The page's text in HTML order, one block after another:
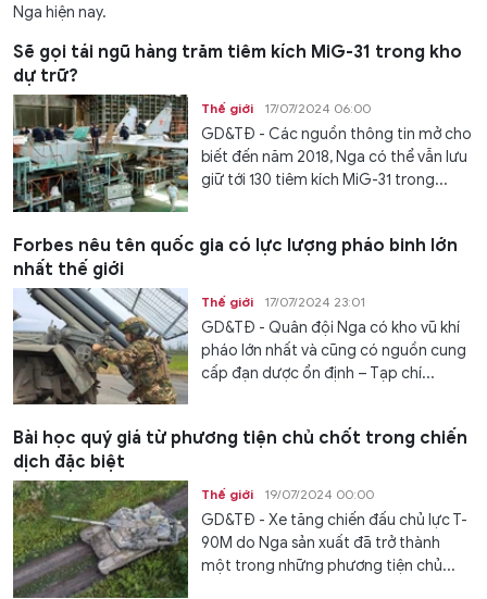
Nga hiện nay.
Sẽ gọi tái ngũ hàng trăm tiêm kích MiG-31 trong kho
dự trữ?
Thế giới 17/07/2024 06:00
GD&TĐ - Các nguồn thông tin mở cho
biết đến năm 2018, Nga có thể vẫn lưu
giữ tới 130 tiêm kích MiG-31 trong...
Forbes nêu tên quốc gia có lực lượng pháo binh lớn
nhất thế giới
Thế giới 17/07/2024 23:01
GD&TĐ - Quân đội Nga có kho vũ khí
pháo lớn nhất và cũng có nguồn cung
cấp đạn dược ổn định – Tạp chí...
Bài học quý giá từ phương tiện chủ chốt trong chiến
dịch đặc biệt
Thế giới 19/07/2024 00:00
GD&TĐ - Xe tăng chiến đấu chủ lực T-
90M do Nga sản xuất đã trở thành
một trong những phương tiện chủ...